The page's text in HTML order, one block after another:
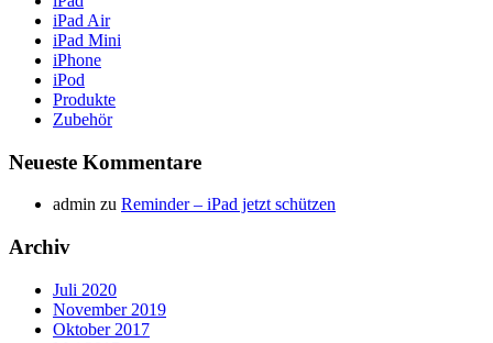
iPad Air
iPad Mini
iPhone
iPod
Produkte
Zubehör
Neueste Kommentare
admin zu Reminder – iPad jetzt schützen
Archiv
Juli 2020
November 2019
Oktober 2017